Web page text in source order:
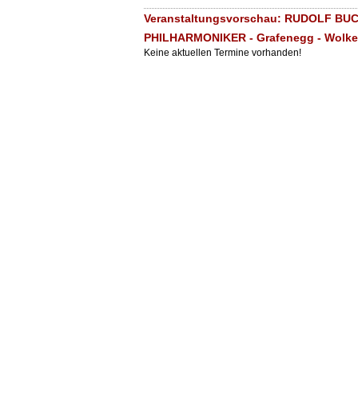
Veranstaltungsvorschau: RUDOLF
PHILHARMONIKER - Grafenegg -
Keine aktuellen Termine vorhanden!